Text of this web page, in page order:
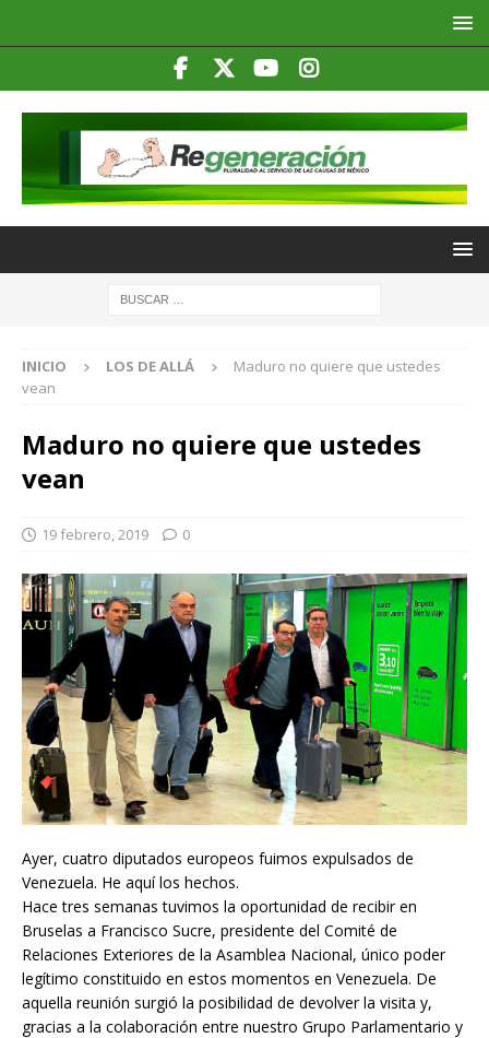
INICIO LOS DE ALLÁ
Maduro no quiere que ustedes
vean
Maduro no quiere que ustedes
vean
19 febrero, 2019 0
Ayer, cuatro diputados europeos fuimos expulsados de
Venezuela. He aquí los hechos.
Hace tres semanas tuvimos la oportunidad de recibir en
Bruselas a Francisco Sucre, presidente del Comité de
Relaciones Exteriores de la Asamblea Nacional, único poder
legítimo constituido en estos momentos en Venezuela. De
aquella reunión surgió la posibilidad de devolver la visita y,
gracias a la colaboración entre nuestro Grupo Parlamentario y